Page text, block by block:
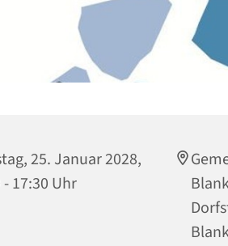
25. Januar 2028,
- 17:30 Uhr